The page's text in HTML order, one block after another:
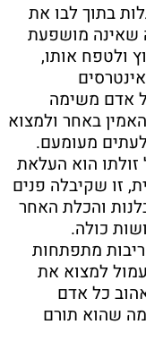
בתוך לבו את
שאינה מושפעת
ולטפח אותו,
אדם משימה
באחר ולמצוא
מעומעם.
הוא העלאת
זו שקיבלה פנים
והכלת האחר
כולה.
מתפתחות
למצוא את
כל אדם
שהוא תורם